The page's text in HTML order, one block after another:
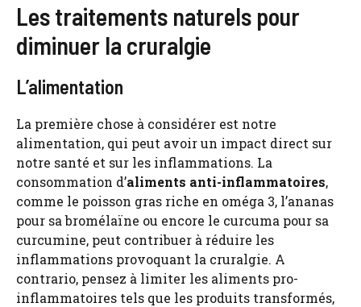
Les traitements naturels pour
diminuer la cruralgie
L’alimentation
La première chose à considérer est notre
alimentation, qui peut avoir un impact direct sur
notre santé et sur les inflammations. La
consommation d’aliments anti-inflammatoires,
comme le poisson gras riche en oméga 3, l’ananas
pour sa bromélaïne ou encore le curcuma pour sa
curcumine, peut contribuer à réduire les
inflammations provoquant la cruralgie. A
contrario, pensez à limiter les aliments pro-
inflammatoires tels que les produits transformés,